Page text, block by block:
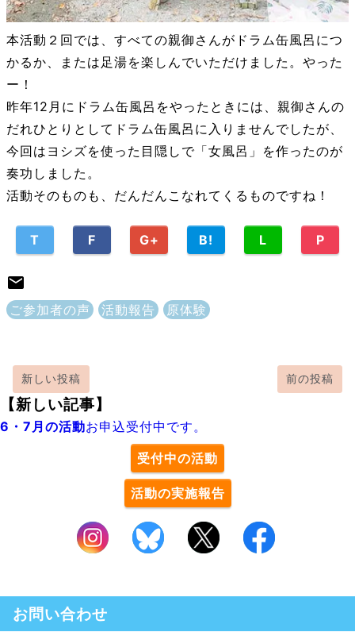
本活動２回では、すべての親御さんがドラム缶風呂につ
かるか、または足湯を楽しんでいただけました。やった
ー！
昨年12月にドラム缶風呂をやったときには、親御さんの
だれひとりとしてドラム缶風呂に入りませんでしたが、
今回はヨシズを使った目隠しで「女風呂」を作ったのが
奏功しました。
活動そのものも、だんだんこなれてくるものですね！
T F G+ B! L P
ご参加者の声 活動報告 原体験
新しい投稿 前の投稿
【新しい記事】
6・7月の活動お申込受付中です。
受付中の活動
活動の実施報告
お問い合わせ